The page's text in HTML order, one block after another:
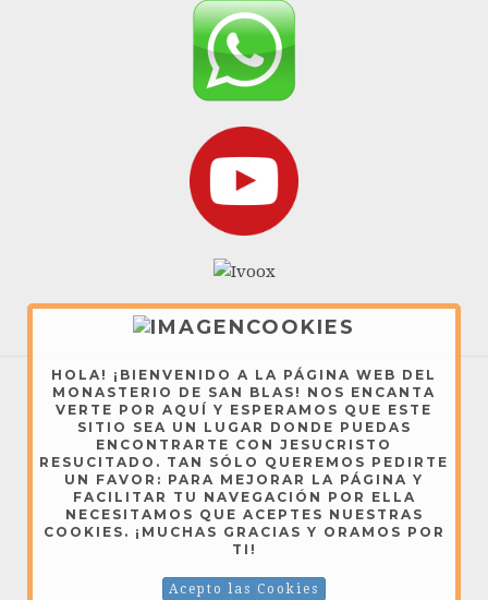
Dominicas de Lerma - Copyright © 2026
AVISO LEGAL
HOLA! ¡BIENVENIDO A LA PÁGINA WEB DEL
MONASTERIO DE SAN BLAS! NOS ENCANTA
VERTE POR AQUÍ Y ESPERAMOS QUE ESTE
SITIO SEA UN LUGAR DONDE PUEDAS
ENCONTRARTE CON JESUCRISTO
RESUCITADO. TAN SÓLO QUEREMOS PEDIRTE
UN FAVOR: PARA MEJORAR LA PÁGINA Y
FACILITAR TU NAVEGACIÓN POR ELLA
NECESITAMOS QUE ACEPTES NUESTRAS
COOKIES. ¡MUCHAS GRACIAS Y ORAMOS POR
TI!
Acepto las Cookies